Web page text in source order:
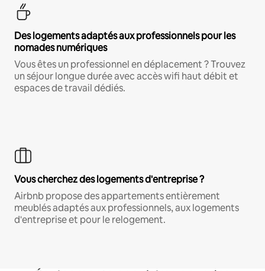
Des logements adaptés aux professionnels pour les
nomades numériques
Vous êtes un professionnel en déplacement ? Trouvez
un séjour longue durée avec accès wifi haut débit et
espaces de travail dédiés.
Vous cherchez des logements d'entreprise ?
Airbnb propose des appartements entièrement
meublés adaptés aux professionnels, aux logements
d'entreprise et pour le relogement.